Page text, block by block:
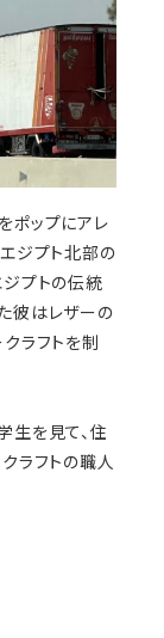
ポップにアレ
ジプト北部の
ジプトの伝統
彼はレザーの
ラフトを制
生を見て、住
ラフトの職人